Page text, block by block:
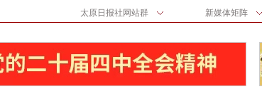
太原日报社网站群 新媒体矩阵